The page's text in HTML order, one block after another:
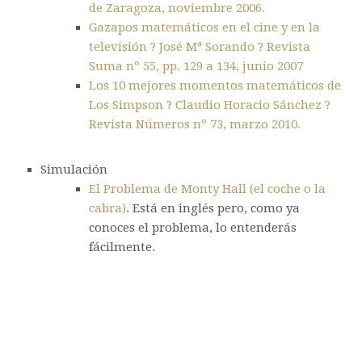
de Zaragoza, noviembre 2006.
Gazapos matemáticos en el cine y en la
televisión ? José Mª Sorando ? Revista
Suma nº 55, pp. 129 a 134, junio 2007
Los 10 mejores momentos matemáticos de
Los Simpson ? Claudio Horacio Sánchez ?
Revista Números nº 73, marzo 2010.
Simulación
El Problema de Monty Hall (el coche o la
cabra). Está en inglés pero, como ya
conoces el problema, lo entenderás
fácilmente.